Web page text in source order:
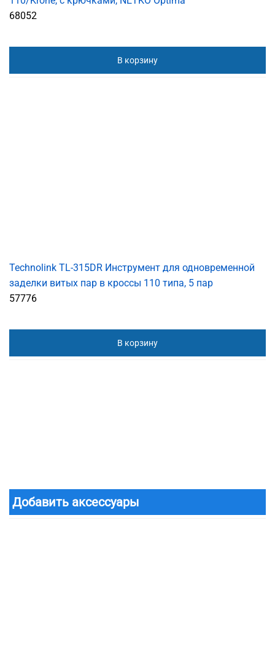
68052
В корзину
Technolink TL-315DR Инструмент для одновременной
заделки витых пар в кроссы 110 типа, 5 пар
57776
В корзину
Добавить аксессуары